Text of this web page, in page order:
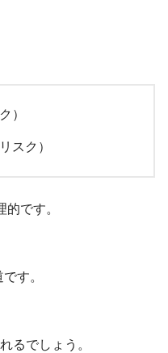
）
スク）
です。
す。
るでしょう。